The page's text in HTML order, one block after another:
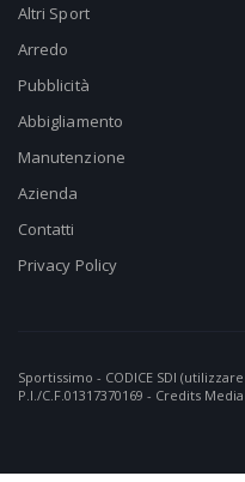
Altri Sport
Arredo
Pubblicità
Abbigliamento
Manutenzione
Azienda
Contatti
Privacy Policy
Sportissimo - CODICE SDI
P.I./C.F.01317370169 - Credits